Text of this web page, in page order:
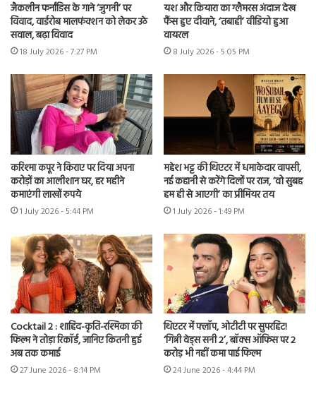
जैकलीन फर्नांडिस के गाने ‘जुगनी’ पर
विवाद, वार्डरोब मालफंक्शन को लेकर उठे
सवाल, बढ़ा विवाद
18 July 2026 - 7:27 PM
यश और कियारा का ग्लैमरस अंदाज देख
फैंस हुए दीवाने, ‘तबाही’ वीडियो हुआ
वायरल
8 July 2026 - 5:05 PM
करिश्मा कपूर ने किराए पर दिया अपना
करोड़ों का आलीशान घर, हर महीने
कमाएंगी लाखों रुपये
1 July 2026 - 5:44 PM
महेश भट्ट की थिएटर में धमाकेदार वापसी,
नई कहानी से करेंगे दिलों पर राज, ‘वो सुबह
हम ही से आएगी’ का प्रीमियर तय
1 July 2026 - 1:49 PM
Cocktail 2 : शाहिद-कृति-रश्मिका की
फिल्म ने तोड़ा रिकॉर्ड, जानिए कितनी हुई
अब तक कमाई
27 June 2026 - 8:14 PM
थिएटर में फ्लॉप, ओटीटी पर सुपरहिट!
‘गिन्नी वेड्स सनी 2’, बॉक्स ऑफिस पर 2
करोड़ भी नहीं कमा पाई फिल्म
24 June 2026 - 4:44 PM